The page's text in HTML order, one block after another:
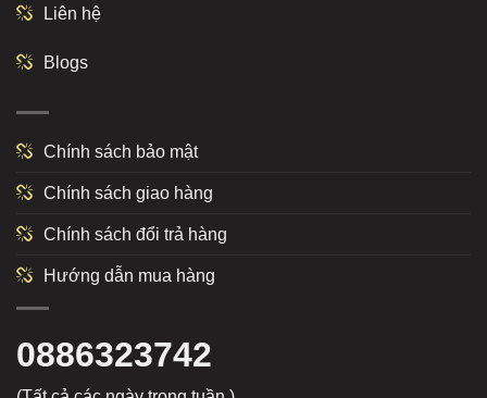
Liên hệ
Blogs
Chính sách bảo mật
Chính sách giao hàng
Chính sách đổi trả hàng
Hướng dẫn mua hàng
0886323742